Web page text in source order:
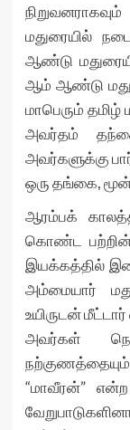
மதுரையில்
ஆண்டு
ஆம் ஆண்டு
மாபெரும் தமிழ்
அவர்தம்
அவர்களுக்கு
ஒரு தங்கை,
ஆரம்பக்
கொண்ட பற்றின்
இயக்கத்தில்
அம்மையார்
உயிருடன் மீட்டார்
அவர்கள்
“மாவீரன்” என்ற